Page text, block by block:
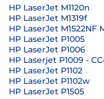
HP LaserJet M1120n
HP LaserJet M1319f
HP LaserJet M1522NF
HP LaserJet P1005
HP LaserJet P1006
HP Laserjet P1009 -
HP LaserJet P1102
HP LaserJet P1102w
HP LaserJet P1505